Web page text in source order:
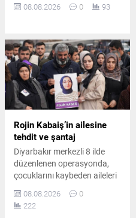
uygulamalı deneyimin de
gençlere önemli mesajlar
verdi.
08.08.2026 0 93
Rojin Kabaiş’in ailesine
tehdit ve şantaj
Diyarbakır merkezli 8 ilde
düzenlenen operasyonda,
çocuklarını kaybeden aileleri
tehdit ve şantajla hedef
aldığı belirlenen 10 şüpheli
yakalandı. Şüphelilerden 2’si
08.08.2026
0
222